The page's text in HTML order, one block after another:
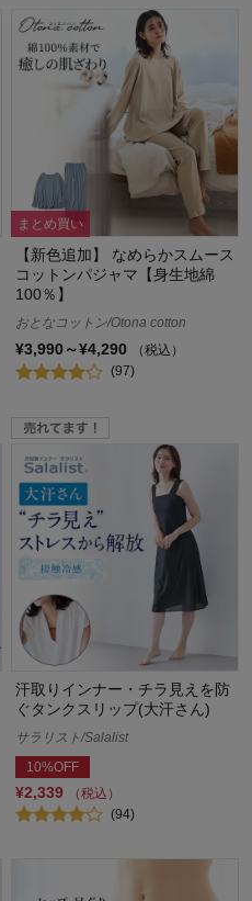
まとめ買い
【新色追加】 なめらかスムース
コットンパジャマ【身生地綿
100％】
おとなコットン/Otona cotton
¥3,990～¥4,290
（税込）
(97)
汗取りインナー・チラ見えを防
ぐタンクスリップ(大汗さん)
サラリスト/Salalist
10%OFF
¥2,339
（税込）
(94)